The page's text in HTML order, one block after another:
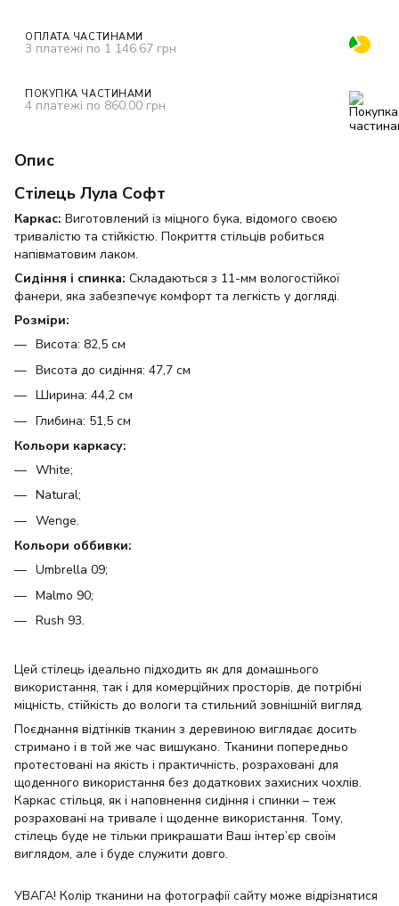
ОПЛАТА ЧАСТИНАМИ
3 платежі по 1 146.67 грн
ПОКУПКА ЧАСТИНАМИ
4 платежі по 860.00 грн
Опис
Стілець Лула Софт
Каркас: Виготовлений із міцного бука, відомого своєю
тривалістю та стійкістю. Покриття стільців робиться
напівматовим лаком.
Сидіння і спинка: Складаються з 11-мм вологостійкої
фанери, яка забезпечує комфорт та легкість у догляді.
Розміри:
Висота: 82,5 см
Висота до сидіння: 47,7 см
Ширина: 44,2 см
Глибина: 51,5 см
Кольори каркасу:
White;
Natural;
Wenge.
Кольори оббивки:
Umbrella 09;
Malmo 90;
Rush 93.
Цей стілець ідеально підходить як для домашнього
використання, так і для комерційних просторів, де потрібні
міцність, стійкість до вологи та стильний зовнішній вигляд.
Поєднання відтінків тканин з деревиною виглядає досить
стримано і в той же час вишукано. Тканини попередньо
протестовані на якість і практичність, розраховані для
щоденного використання без додаткових захисних чохлів.
Каркас стільця, як і наповнення сидіння і спинки – теж
розраховані на тривале і щоденне використання. Тому,
стілець буде не тільки прикрашати Ваш інтер’єр своїм
виглядом, але і буде служити довго.
УВАГА! Колір тканини на фотографії сайту може відрізнятися